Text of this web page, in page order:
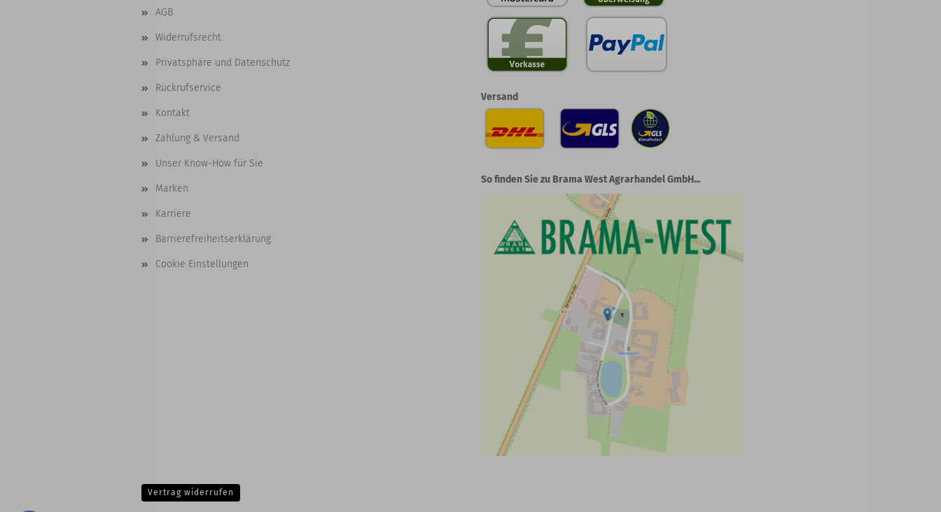
AGB
Widerrufsrecht
Privatsphäre und Datenschutz
Rückrufservice
Kontakt
Zahlung & Versand
Unser Know-How für Sie
Marken
Karriere
Barrierefreiheitserklärung
Cookie Einstellungen
Versand
So finden Sie zu Brama West Agrarhandel GmbH...
Vertrag widerrufen